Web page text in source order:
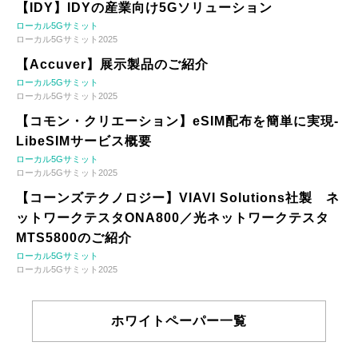
【IDY】IDYの産業向け5Gソリューション
ローカル5Gサミット
ローカル5Gサミット2025
【Accuver】展示製品のご紹介
ローカル5Gサミット
ローカル5Gサミット2025
【コモン・クリエーション】eSIM配布を簡単に実現-
LibeSIMサービス概要
ローカル5Gサミット
ローカル5Gサミット2025
【コーンズテクノロジー】VIAVI Solutions社製 ネ
ットワークテスタONA800／光ネットワークテスタ
MTS5800のご紹介
ローカル5Gサミット
ローカル5Gサミット2025
ホワイトペーパー一覧